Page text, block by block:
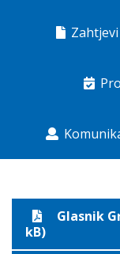
Glasnik
kB)